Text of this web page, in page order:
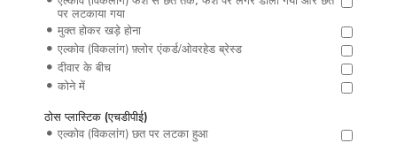
पर लटकाया गया
मुक्त होकर खड़े होना
एल्कोव (विकलांग) फ़्लोर एंकर्ड/ओवरहेड ब्रेस्ड
दीवार के बीच
कोने में
ठोस प्लास्टिक (एचडीपीई)
एल्कोव (विकलांग) छत पर लटका हुआ